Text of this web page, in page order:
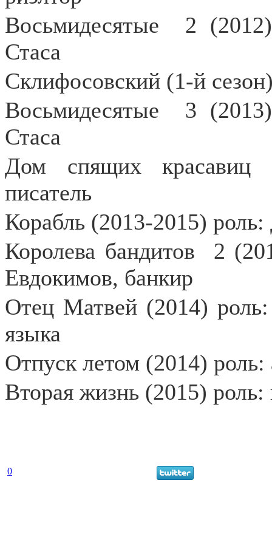
Восьмидесятые
2
Стаса
Склифосовский (1-й
Восьмидесятые
3
Стаса
Дом спящих красавиц
писатель
Корабль (2013-2015)
Королева бандитов
2
Евдокимов, банкир
Отец Матвей (2014) роль:
языка
Отпуск летом (2014) роль:
Вторая жизнь (2015)
0